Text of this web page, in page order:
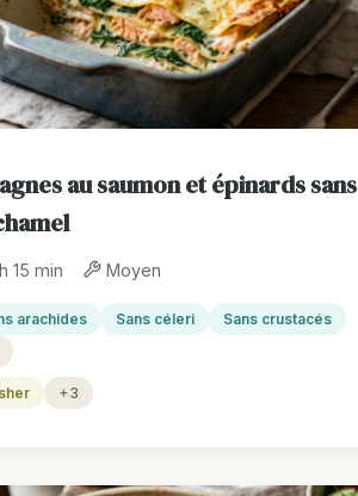
au saumon et épinards sans
15 min Moyen
arachides Sans céleri
Sans crustacés
+3